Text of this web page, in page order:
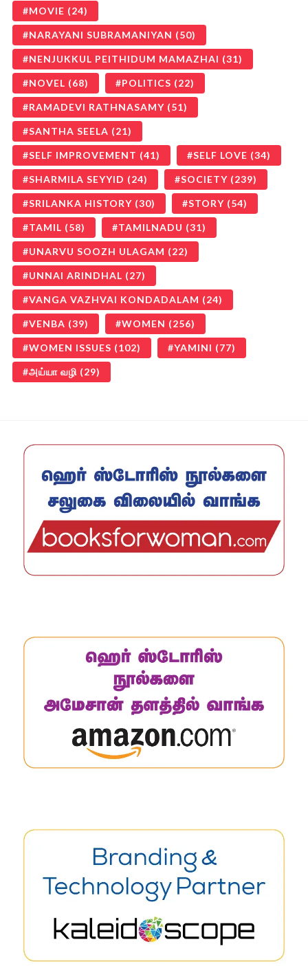
MOVIE (24)
NARAYANI SUBRAMANIYAN (50)
NENJUKKUL PEITHIDUM MAMAZHAI (31)
NOVEL (68) POLITICS (22)
RAMADEVI RATHNASAMY (51)
SANTHA SEELA (21)
SELF IMPROVEMENT (41) SELF LOVE (34)
SHARMILA SEYYID (24) SOCIETY (239)
SRILANKA HISTORY (30) STORY (54)
TAMIL (58) TAMILNADU (31)
UNARVU SOOZH ULAGAM (22)
UNNAI ARINDHAL (27)
VANGA VAZHVAI KONDADALAM (24)
VENBA (39) WOMEN (256)
WOMEN ISSUES (102) YAMINI (77)
அய்யா வழி (29)